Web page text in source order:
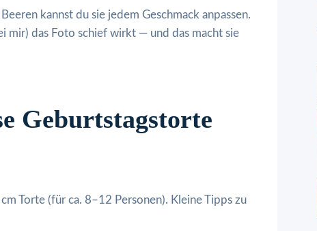
kannst du sie jedem Geschmack anpassen.
mir) das Foto schief wirkt — und das macht sie
Geburtstagstorte
Torte (für ca. 8–12 Personen). Kleine Tipps zu